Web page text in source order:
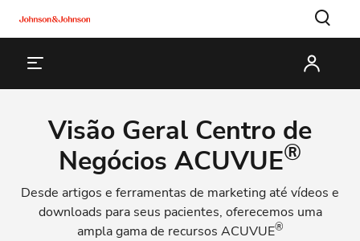
Visão Geral Centro de
Negócios ACUVUE®
Desde artigos e ferramentas de marketing até vídeos e
downloads para seus pacientes, oferecemos uma
ampla gama de recursos ACUVUE®